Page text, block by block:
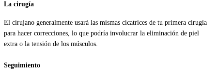
La cirugía
El cirujano generalmente usará las mismas cicatrices de tu primera cirugía
para hacer correcciones, lo que podría involucrar la eliminación de piel
extra o la tensión de los músculos.
Seguimiento